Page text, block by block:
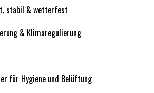
stabil & wetterfest
& Klimaregulierung
für Hygiene und Belüftung